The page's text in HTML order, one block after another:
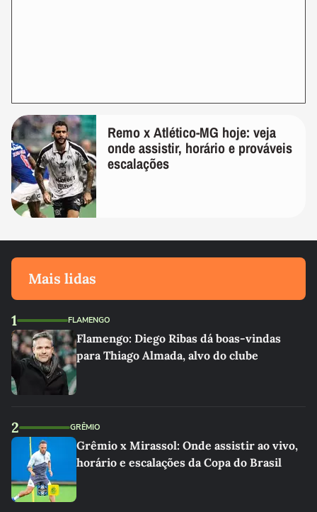
Remo x Atlético-MG hoje: veja
onde assistir, horário e prováveis
escalações
Mais lidas
1 FLAMENGO
Flamengo: Diego Ribas dá boas-vindas
para Thiago Almada, alvo do clube
2 GRÊMIO
Grêmio x Mirassol: Onde assistir ao vivo,
horário e escalações da Copa do Brasil